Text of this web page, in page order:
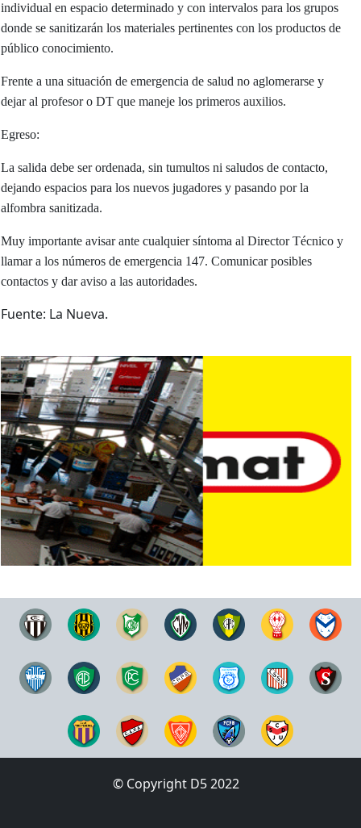
individual en espacio determinado y con intervalos para los grupos
donde se sanitizarán los materiales pertinentes con los productos de
público conocimiento.
Frente a una situación de emergencia de salud no aglomerarse y
dejar al profesor o DT que maneje los primeros auxilios.
Egreso:
La salida debe ser ordenada, sin tumultos ni saludos de contacto,
dejando espacios para los nuevos jugadores y pasando por la
alfombra sanitizada.
Muy importante avisar ante cualquier síntoma al Director Técnico y
llamar a los números de emergencia 147. Comunicar posibles
contactos y dar aviso a las autoridades.
Fuente: La Nueva.
© Copyright D5 2022